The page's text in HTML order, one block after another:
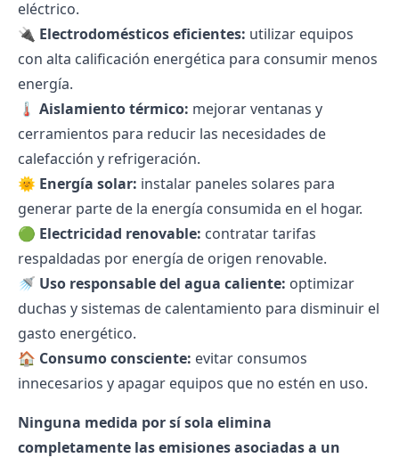
eléctrico.
🔌 Electrodomésticos eficientes: utilizar equipos
con alta calificación energética para consumir menos
energía.
🌡 Aislamiento térmico: mejorar ventanas y
cerramientos para reducir las necesidades de
calefacción y refrigeración.
🌞 Energía solar: instalar paneles solares para
generar parte de la energía consumida en el hogar.
🟢 Electricidad renovable: contratar tarifas
respaldadas por energía de origen renovable.
🚿 Uso responsable del agua caliente: optimizar
duchas y sistemas de calentamiento para disminuir el
gasto energético.
🏠 Consumo consciente: evitar consumos
innecesarios y apagar equipos que no estén en uso.
Ninguna medida por sí sola elimina
completamente las emisiones asociadas a un